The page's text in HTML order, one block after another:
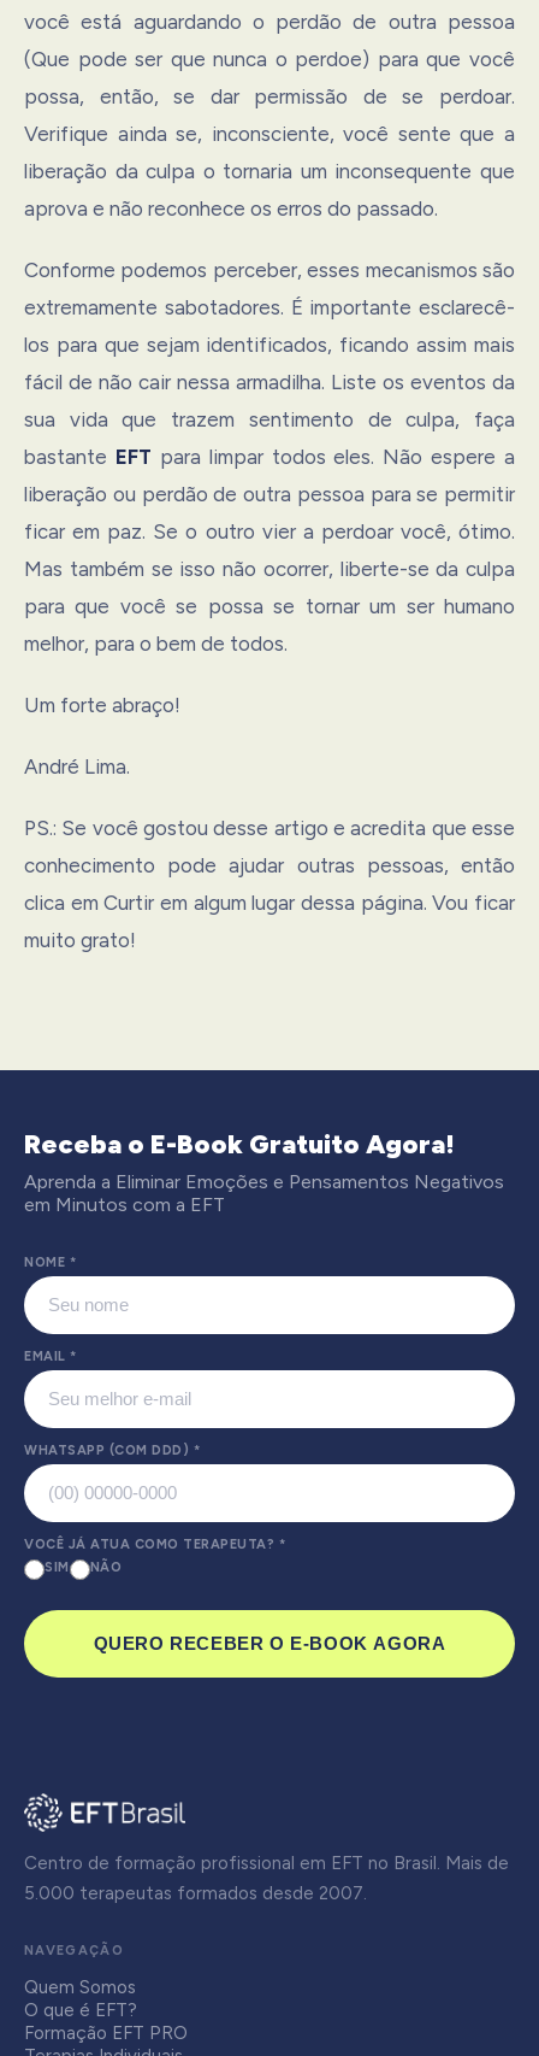
você está aguardando o perdão de outra pessoa
(Que pode ser que nunca o perdoe) para que você
possa, então, se dar permissão de se perdoar.
Verifique ainda se, inconsciente, você sente que a
liberação da culpa o tornaria um inconsequente que
aprova e não reconhece os erros do passado.
Conforme podemos perceber, esses mecanismos são
extremamente sabotadores. É importante esclarecê-
los para que sejam identificados, ficando assim mais
fácil de não cair nessa armadilha. Liste os eventos da
sua vida que trazem sentimento de culpa, faça
bastante EFT para limpar todos eles. Não espere a
liberação ou perdão de outra pessoa para se permitir
ficar em paz. Se o outro vier a perdoar você, ótimo.
Mas também se isso não ocorrer, liberte-se da culpa
para que você se possa se tornar um ser humano
melhor, para o bem de todos.
Um forte abraço!
André Lima.
PS.: Se você gostou desse artigo e acredita que esse
conhecimento pode ajudar outras pessoas, então
clica em Curtir em algum lugar dessa página. Vou ficar
muito grato!
Receba o E-Book Gratuito Agora!
Aprenda a Eliminar Emoções e Pensamentos Negativos
em Minutos com a EFT
NOME *
EMAIL *
WHATSAPP (COM DDD) *
VOCÊ JÁ ATUA COMO TERAPEUTA? *
SIM
NÃO
QUERO RECEBER O E-BOOK AGORA
Centro de formação profissional em EFT no Brasil. Mais de
5.000 terapeutas formados desde 2007.
NAVEGAÇÃO
Quem Somos
O que é EFT?
Formação EFT PRO